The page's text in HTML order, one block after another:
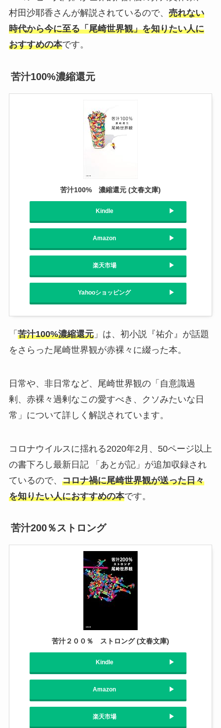
村田沙耶香さんが解説されているので、 売れない
時代から今に至る「尾崎世界観」を知りたい人に
おすすめの本です。
苦汁100%濃縮還元
苦汁100% 濃縮還元 (文春文庫)
Kindle
Amazon
楽天市場
Yahooショッピング
「 苦汁100%濃縮還元」は、初小説『祐介』が話題
をさらった尾崎世界観が赤裸々に綴った本。
日常や、非日常など、尾崎世界観の「自意識過
剰、赤裸々過剰なこの愛すべき、クソみたいな日
常」について詳しく解説されています。
コロナウイルスに揺れる2020年2月、50ページ以上
の書下ろし最新日記 「あとが記」が追加収録され
ているので、 コロナ禍に尾崎世界観が送った日々
を知りたい人におすすめの本です。
苦汁200％ストロング
苦汁２００％ ストロング (文春文庫)
Kindle
Amazon
楽天市場